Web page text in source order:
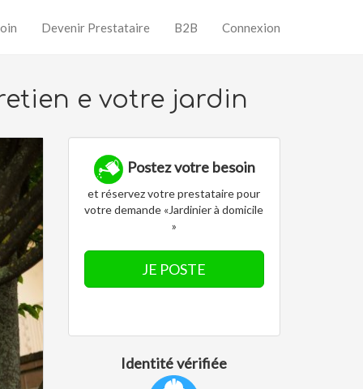
Devenir Prestataire B2B Connexion
e votre jardin
Postez votre besoin
et réservez votre prestataire pour
votre demande «Jardinier à domicile
»
JE POSTE
Identité vérifiée